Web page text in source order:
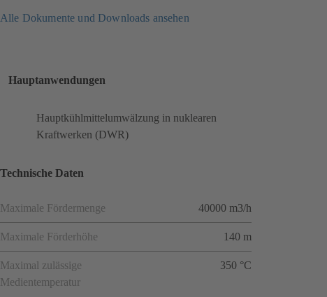
Alle Dokumente und Downloads ansehen
Hauptanwendungen
Hauptkühlmittelumwälzung in nuklearen
Kraftwerken (DWR)
Technische Daten
Maximale Fördermenge 40000 m3/h
Maximale Förderhöhe 140 m
Maximal zulässige
Medientemperatur
350 °C